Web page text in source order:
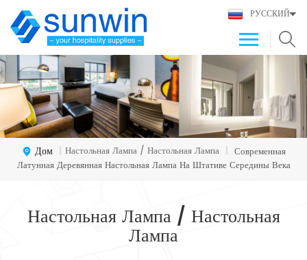
РУССКИЙ
Дом | Настольная Лампа / Настольная Лампа | Современная
Латунная Деревянная Настольная Лампа На Штативе Середины Века
Настольная Лампа / Настольная
Лампа